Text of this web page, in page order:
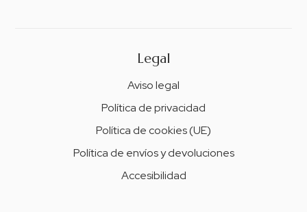
Legal
Aviso legal
Política de privacidad
Política de cookies (UE)
Política de envíos y devoluciones
Accesibilidad